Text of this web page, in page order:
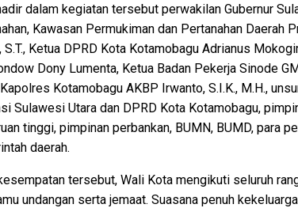
dalam kegiatan tersebut perwakilan Gubernur
Kawasan Permukiman dan Pertanahan Daerah
S.T., Ketua DPRD Kota Kotamobagu Adrianus
Dony Lumenta, Ketua Badan Pekerja Sinode
Kapolres Kotamobagu AKBP Irwanto, S.I.K., M.H.,
Sulawesi Utara dan DPRD Kota Kotamobagu,
tinggi, pimpinan perbankan, BUMN, BUMD, para
daerah.
tersebut, Wali Kota mengikuti seluruh
undangan serta jemaat. Suasana penuh